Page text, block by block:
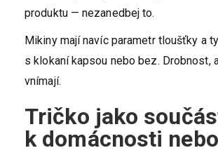
produktu — nezanedbej to.
Mikiny mají navíc parametr tloušťky a
s klokaní kapsou nebo bez. Drobnost,
vnímají.
Tričko jako
k domácnosti